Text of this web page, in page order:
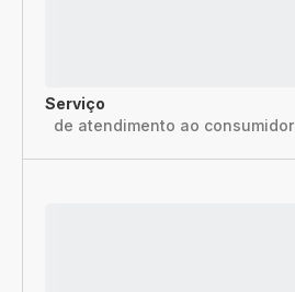
Serviço
de atendimento ao consumidor